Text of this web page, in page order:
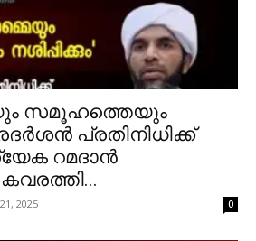
സമൂഹത്തെയും
പ്രതിനിധിക്ക്
റമദാൻ
2025 0